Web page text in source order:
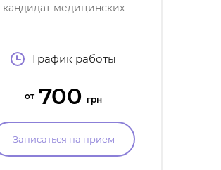
кандидат медицинских
График работы
от 700 грн
Записаться на прием